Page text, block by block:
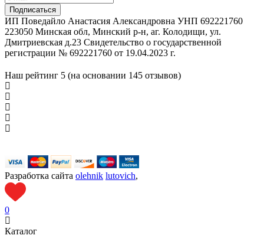
ИП Поведайло Анастасия Александровна УНП 692221760
223050 Минская обл, Минский р-н, аг. Колодищи, ул.
Дмитриевская д.23 Свидетельство о государственной
регистрации № 692221760 от 19.04.2023 г.
Наш рейтинг 5 (на основании 145 отзывов)
Разработка сайта olehnik lutovich,
0
Каталог